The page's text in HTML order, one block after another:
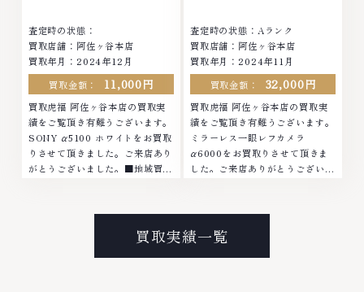
時間: 10:00～19:00定休日: 年中
無休
～19:00定休日: 年中無休
査定時の状態：
買取店舗：阿佐ヶ谷本店
買取年月：2024年12月
買取金額：
11,000円
買取虎福 阿佐ヶ谷本店の買取実
績をご覧頂き有難うございます。
SONY α5100 ホワイトをお買取
りさせて頂きました。ご来店あり
がとうございました。■地域買取
酒買取りのことなら、お任せくだ
さい。なかでも金・プラチナ等の
アクセサリー・貴金属・宝石・ダ
イヤモンド・ジュエリーや ブラ
査定時の状態：Aランク
買取店舗：阿佐ヶ谷本店
買取年月：2024年11月
買取金額：
32,000円
買取虎福 阿佐ヶ谷本店の買取実
績をご覧頂き有難うございます。
ミラーレス一眼レフカメラ
α6000をお買取りさせて頂きま
した。ご来店ありがとうございま
品 ブランド衣類 お酒買取りのこ
となら、お任せください。なかで
も金・プラチナ等のアクセサリ
ー・貴金属・宝石・ダイヤモン
買取実績一覧